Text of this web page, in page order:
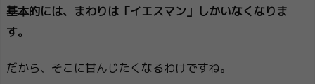
基本的には、まわりは「イエスマン」しかいなくなりま
す。
だから、そこに甘んじたくなるわけですね。